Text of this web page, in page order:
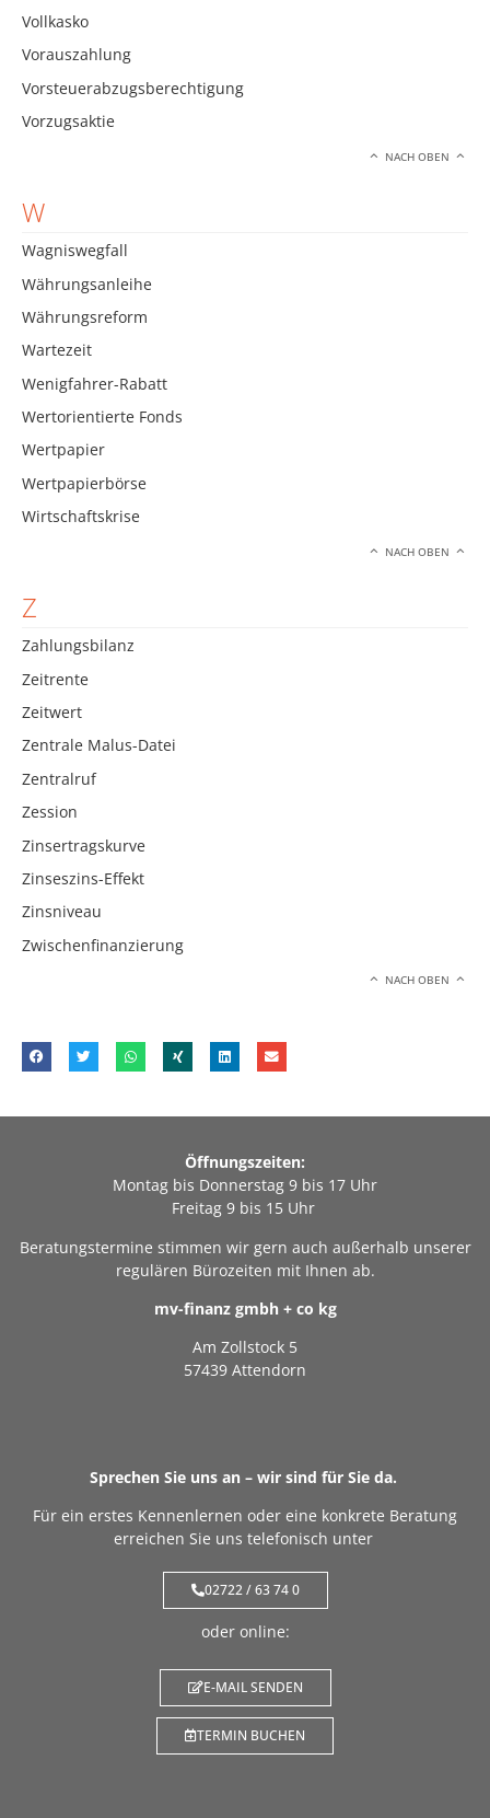
Vollkasko
Vorauszahlung
Vorsteuerabzugsberechtigung
Vorzugsaktie
NACH OBEN
W
Wagniswegfall
Währungsanleihe
Währungsreform
Wartezeit
Wenigfahrer-Rabatt
Wertorientierte Fonds
Wertpapier
Wertpapierbörse
Wirtschaftskrise
NACH OBEN
Z
Zahlungsbilanz
Zeitrente
Zeitwert
Zentrale Malus-Datei
Zentralruf
Zession
Zinsertragskurve
Zinseszins-Effekt
Zinsniveau
Zwischenfinanzierung
NACH OBEN
Öffnungszeiten:
Montag bis Donnerstag 9 bis 17 Uhr
Freitag 9 bis 15 Uhr
Beratungstermine stimmen wir gern auch außerhalb unserer
regulären Bürozeiten mit Ihnen ab.
mv-finanz gmbh + co kg
Am Zollstock 5
57439 Attendorn
Sprechen Sie uns an – wir sind für Sie da.
Für ein erstes Kennenlernen oder eine konkrete Beratung
erreichen Sie uns telefonisch unter
02722 / 63 74 0
oder online:
E-MAIL SENDEN
TERMIN BUCHEN